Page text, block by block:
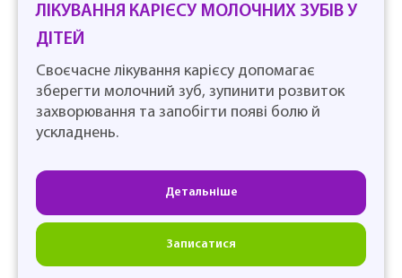
ЛІКУВАННЯ КАРІЄСУ МОЛОЧНИХ ЗУБІВ У
ДІТЕЙ
Своєчасне лікування карієсу допомагає
зберегти молочний зуб, зупинити розвиток
захворювання та запобігти появі болю й
ускладнень.
Детальніше
Записатися